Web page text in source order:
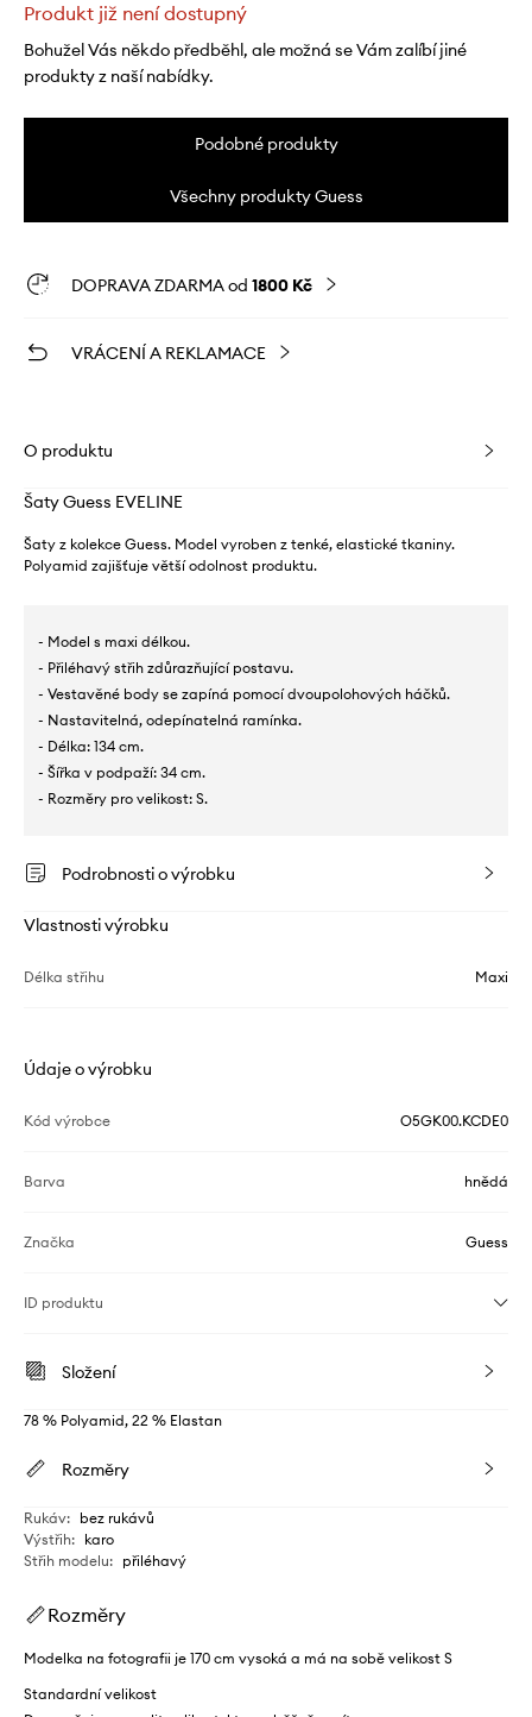
Produkt již není dostupný
Bohužel Vás někdo předběhl, ale možná se Vám zalíbí jiné
produkty z naší nabídky.
Podobné produkty
Všechny produkty Guess
DOPRAVA ZDARMA od 1800 Kč
VRÁCENÍ A REKLAMACE
O produktu
Šaty Guess EVELINE
Šaty z kolekce Guess. Model vyroben z tenké, elastické tkaniny.
Polyamid zajišťuje větší odolnost produktu.
- Model s maxi délkou.
- Přiléhavý střih zdůrazňující postavu.
- Vestavěné body se zapíná pomocí dvoupolohových háčků.
- Nastavitelná, odepínatelná ramínka.
- Délka: 134 cm.
- Šířka v podpaží: 34 cm.
- Rozměry pro velikost: S.
Podrobnosti o výrobku
Vlastnosti výrobku
Délka střihu Maxi
Údaje o výrobku
Kód výrobce O5GK00.KCDE0
Barva hnědá
Značka Guess
ID produktu
Složení
78 % Polyamid, 22 % Elastan
Rozměry
Rukáv: bez rukávů
Výstřih: karo
Střih modelu: přiléhavý
Rozměry
Modelka na fotografii je 170 cm vysoká a má na sobě velikost S
Standardní velikost